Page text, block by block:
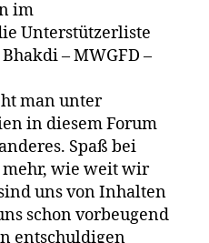
im
Unterstützerliste
– MWGFD –
man unter
in diesem Forum
Spaß bei
mehr, wie weit wir
uns von Inhalten
schon vorbeugend
entschuldigen